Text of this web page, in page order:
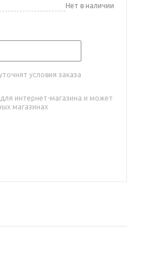
Нет в наличии
условия заказа
интернет-магазина и может
магазинах